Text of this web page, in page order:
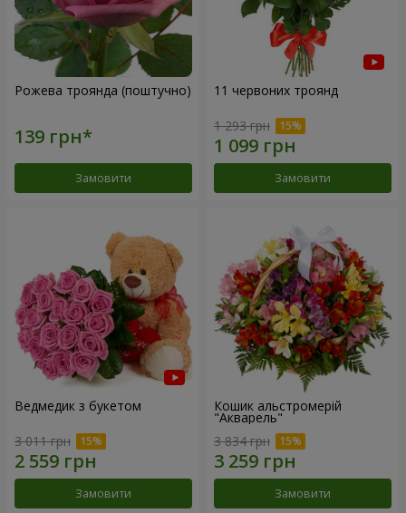
Рожева троянда (поштучно)
Замовити
11 червоних троянд
1 293 грн
Замовити
Ведмедик з букетом
3 011 грн
Замовити
Кошик альстромерій
"Акварель"
3 834 грн
Замовити